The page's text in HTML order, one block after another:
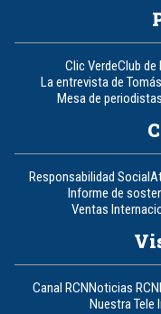
Clic VerdeClub de
La entrevista de
Mesa de periodistas
Responsabilidad Social
Informe de
Ventas
Canal RCNNoticias RCN
Nuestra Tele